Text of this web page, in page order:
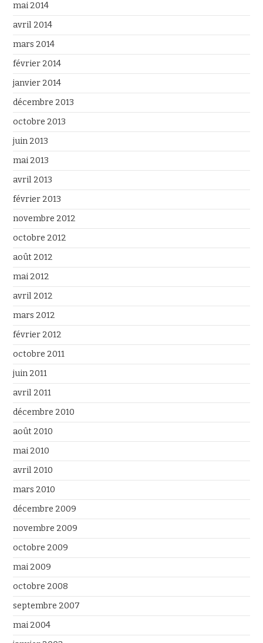
mai 2014
avril 2014
mars 2014
février 2014
janvier 2014
décembre 2013
octobre 2013
juin 2013
mai 2013
avril 2013
février 2013
novembre 2012
octobre 2012
août 2012
mai 2012
avril 2012
mars 2012
février 2012
octobre 2011
juin 2011
avril 2011
décembre 2010
août 2010
mai 2010
avril 2010
mars 2010
décembre 2009
novembre 2009
octobre 2009
mai 2009
octobre 2008
septembre 2007
mai 2004